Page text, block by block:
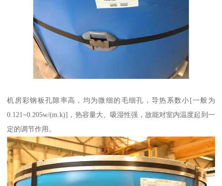
机房彩钢板孔隙率高，均为微细的毛细孔，导热系数小[一般为
0.121~0.205w/(m.k)]，热容量大、吸湿性强，故能对室内温度起到一
定的调节作用。